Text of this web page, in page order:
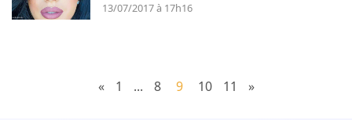
13/07/2017 à 17h16
« 1 ... 8 9 10 11 »